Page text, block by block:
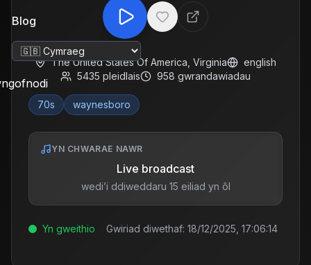
Blog
Newid iaithThe United States Of America Virginia
english
5435 pleidlais 958 gwrandawiadau
70s waynesboro
YN CHWARAE NAWR
Live broadcast
wedi’i ddiweddaru 15 eiliad yn ôl
Yn gweithio Gwiriad diwethaf: 18/12/2025, 17:06:14